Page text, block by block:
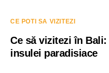
CE POTI SA VIZITEZI
Ce să vizitezi în
insulei paradisiace